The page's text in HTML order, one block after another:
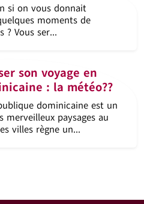
si on vous donnait
moments de
? Vous ser...
son voyage en
: la météo??
dominicaine est un
merveilleux paysages au
villes règne un...